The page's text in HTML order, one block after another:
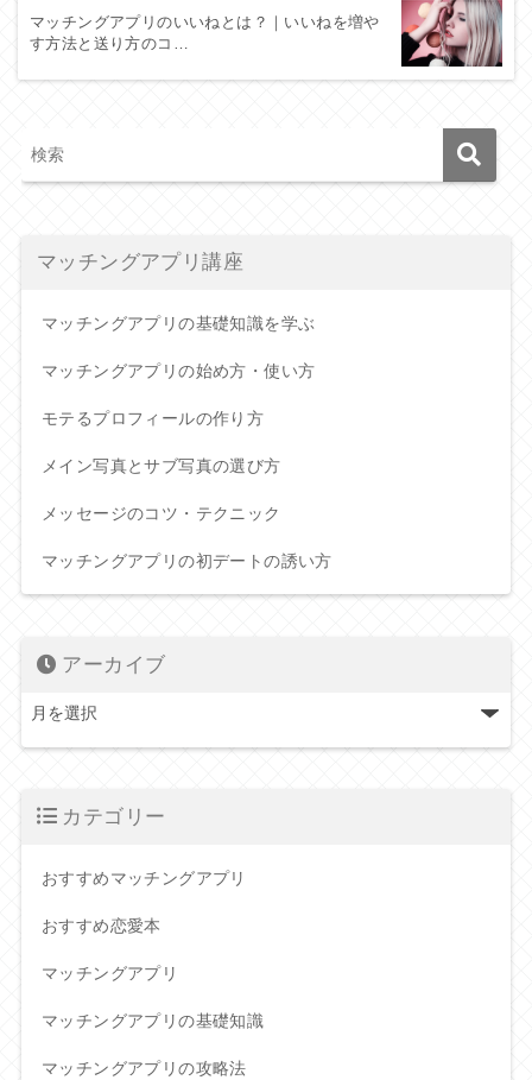
マッチングアプリのいいねとは？｜いいねを増や
す方法と送り方のコ…
マッチングアプリ講座
マッチングアプリの基礎知識を学ぶ
マッチングアプリの始め方・使い方
モテるプロフィールの作り方
メイン写真とサブ写真の選び方
メッセージのコツ・テクニック
マッチングアプリの初デートの誘い方
アーカイブ
カテゴリー
おすすめマッチングアプリ
おすすめ恋愛本
マッチングアプリ
マッチングアプリの基礎知識
マッチングアプリの攻略法